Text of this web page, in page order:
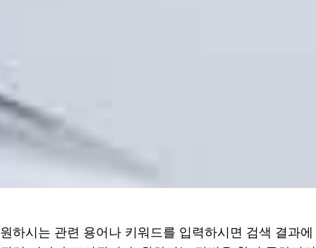
원하시는 관련 용어나 키워드를 입력하시면 검색 결과에